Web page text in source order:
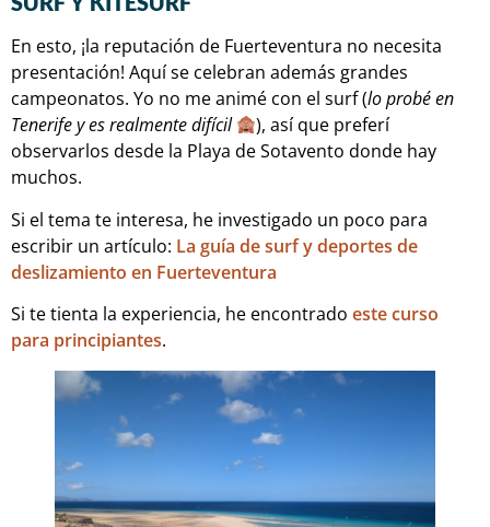
En esto, ¡la reputación de Fuerteventura no necesita
presentación! Aquí se celebran además grandes
campeonatos. Yo no me animé con el surf (lo probé en
Tenerife y es realmente difícil
), así que preferí
observarlos desde la Playa de Sotavento donde hay
muchos.
Si el tema te interesa, he investigado un poco para
escribir un artículo: La guía de surf y deportes de
deslizamiento en Fuerteventura
Si te tienta la experiencia, he encontrado este curso
para principiantes.